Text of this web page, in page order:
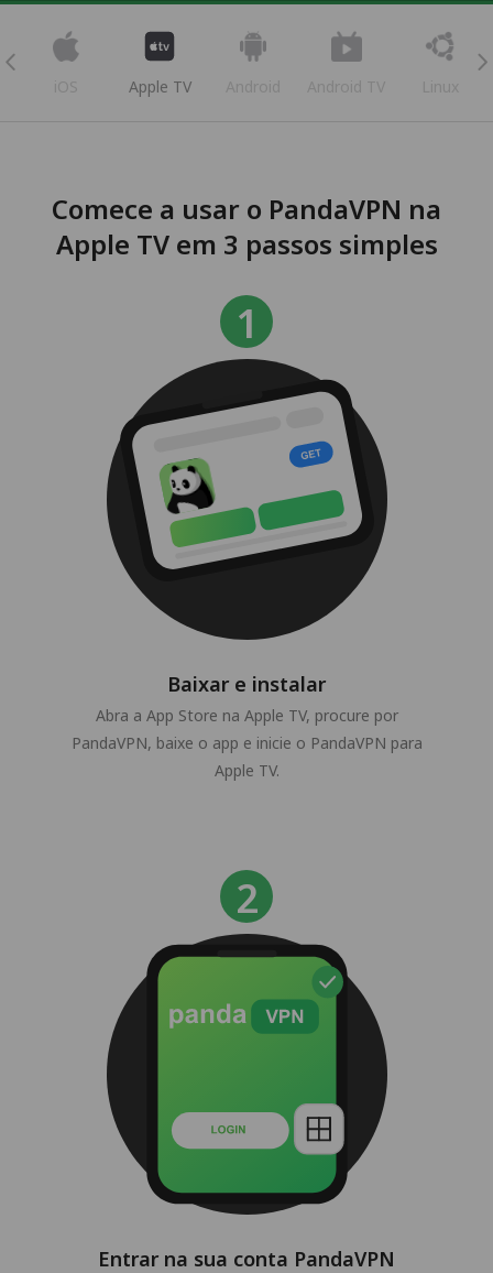
iOS Apple TV Android Android TV Linux
Comece a usar o PandaVPN na
Apple TV em 3 passos simples
Baixar e instalar
Abra a App Store na Apple TV, procure por
PandaVPN, baixe o app e inicie o PandaVPN para
Apple TV.
Entrar na sua conta PandaVPN